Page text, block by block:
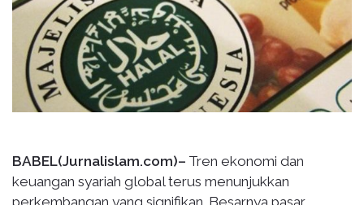
BABEL(Jurnalislam.com)– Tren ekonomi dan
keuangan syariah global terus menunjukkan
perkembangan yang signifikan. Besarnya pasar